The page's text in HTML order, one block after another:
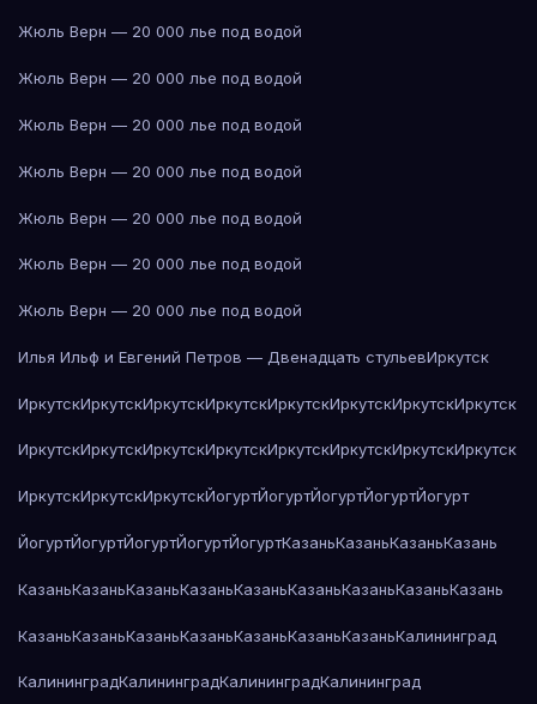
Жюль Верн — 20 000 лье под водой
Жюль Верн — 20 000 лье под водой
Жюль Верн — 20 000 лье под водой
Жюль Верн — 20 000 лье под водой
Жюль Верн — 20 000 лье под водой
Жюль Верн — 20 000 лье под водой
Жюль Верн — 20 000 лье под водой
Илья Ильф и Евгений Петров — Двенадцать стульевИркутск
ИркутскИркутскИркутскИркутскИркутскИркутскИркутскИркутск
ИркутскИркутскИркутскИркутскИркутскИркутскИркутскИркутск
ИркутскИркутскИркутскЙогуртЙогуртЙогуртЙогуртЙогурт
ЙогуртЙогуртЙогуртЙогуртЙогуртКазаньКазаньКазаньКазань
КазаньКазаньКазаньКазаньКазаньКазаньКазаньКазаньКазань
КазаньКазаньКазаньКазаньКазаньКазаньКазаньКалининград
КалининградКалининградКалининградКалининград